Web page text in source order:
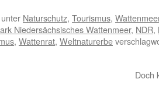
Naturschutz, Tourismus,
Niedersächsisches Wattenmeer, NDR,
, Wattenrat, Weltnaturerbe
Doch